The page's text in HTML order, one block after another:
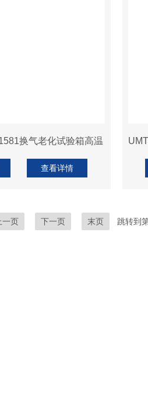
换气老化试验箱高温
查看详情
一页 下一页 末页 跳转到